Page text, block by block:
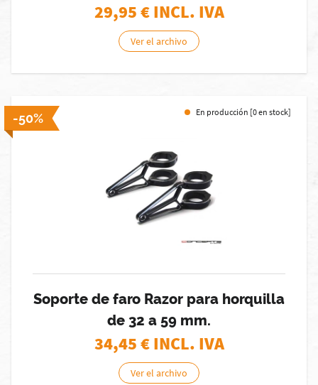
29,95€ INCL. IVA
Ver el archivo
-50% En producción [0 en stock]
Soporte de faro Razor para horquilla
de 32 a 59 mm.
34,45€ INCL. IVA
Ver el archivo